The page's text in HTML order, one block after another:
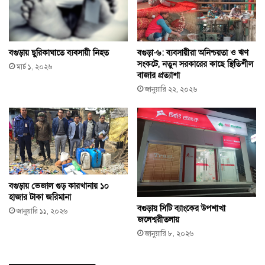
বগুড়ায় ছুরিকাঘাতে ব্যবসায়ী নিহত
মার্চ ১, ২০২৬
বগুড়া-৬: ব্যবসায়ীরা অনিশ্চয়তা ও ঋণ
সংকটে, নতুন সরকারের কাছে স্থিতিশীল
বাজার প্রত্যাশা
জানুয়ারি ২২, ২০২৬
বগুড়ায় ভেজাল গুড় কারখানায় ১০
হাজার টাকা জরিমানা
জানুয়ারি ১১, ২০২৬
বগুড়ায় সিটি ব্যাংকের উপশাখা
জলেশ্বরীতলায়
জানুয়ারি ৮, ২০২৬